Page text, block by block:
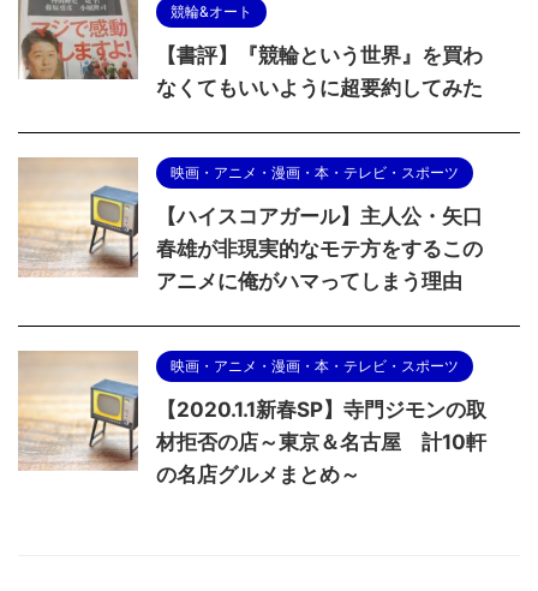
競輪&オート
【書評】『競輪という世界』を買わ
なくてもいいように超要約してみた
映画・アニメ・漫画・本・テレビ・スポーツ
【ハイスコアガール】主人公・矢口
春雄が非現実的なモテ方をするこの
アニメに俺がハマってしまう理由
映画・アニメ・漫画・本・テレビ・スポーツ
【2020.1.1新春SP】寺門ジモンの取
材拒否の店～東京＆名古屋 計10軒
の名店グルメまとめ～